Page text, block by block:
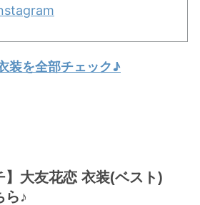
装を全部チェック♪
】大友花恋 衣装(ベスト)
ら♪